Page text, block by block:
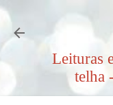
Leituras
telha